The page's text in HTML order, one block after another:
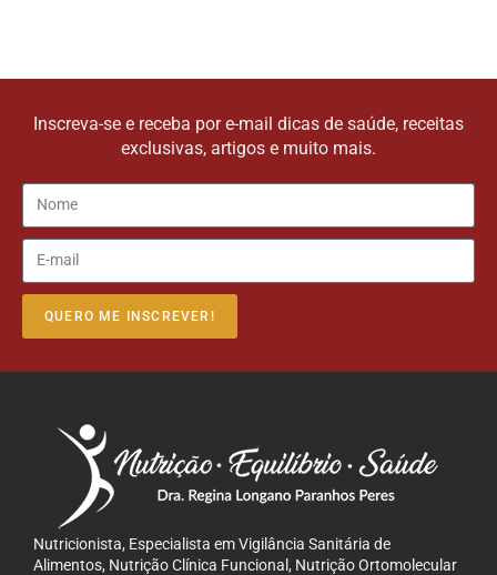
Inscreva-se e receba por e-mail dicas de saúde, receitas
exclusivas, artigos e muito mais.
QUERO ME INSCREVER!
Nutricionista, Especialista em Vigilância Sanitária de
Alimentos, Nutrição Clínica Funcional, Nutrição Ortomolecular